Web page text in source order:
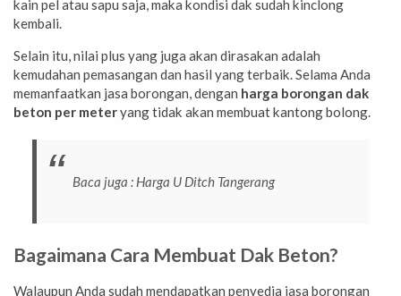
kain pel atau sapu saja, maka kondisi dak sudah kinclong
kembali.
Selain itu, nilai plus yang juga akan dirasakan adalah
kemudahan pemasangan dan hasil yang terbaik. Selama Anda
memanfaatkan jasa borongan, dengan harga borongan dak
beton per meteryang tidak akan membuat kantong bolong.
Baca juga : Harga U Ditch Tangerang
Bagaimana Cara Membuat Dak Beton?
Walaupun Anda sudah mendapatkan penyedia jasa borongan